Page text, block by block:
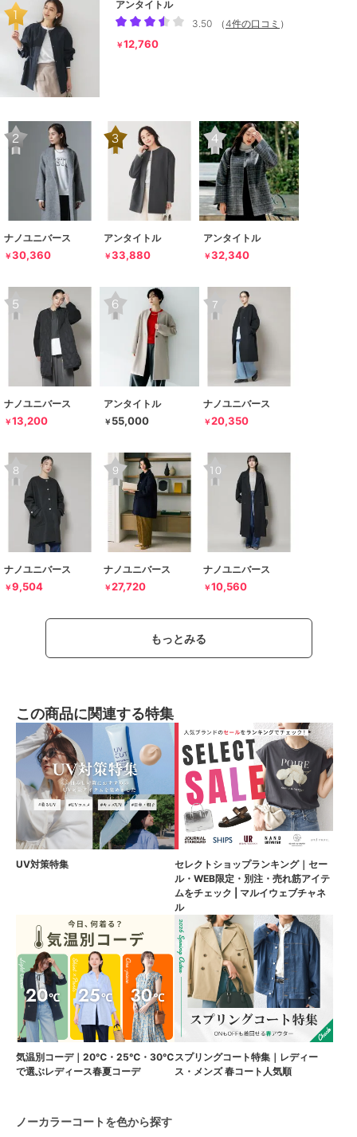
アンタイトル
3.50
（4件の口コミ ）
￥12,760
ナノユニバース
￥30,360
アンタイトル
￥33,880
アンタイトル
￥32,340
ナノユニバース
￥13,200
アンタイトル
￥ 55,000
ナノユニバース
￥20,350
ナノユニバース
￥9,504
ナノユニバース
￥27,720
ナノユニバース
￥10,560
もっとみる
この商品に関連する特集
UV対策特集
セレクトショップランキング｜セー
ル・WEB限定・別注・売れ筋アイテ
ムをチェック | マルイウェブチャネ
ル
気温別コーデ｜20℃・25℃・30℃
で選ぶレディース春夏コーデ
スプリングコート特集｜レディー
ス・メンズ 春コート人気順
ノーカラーコートを色から探す